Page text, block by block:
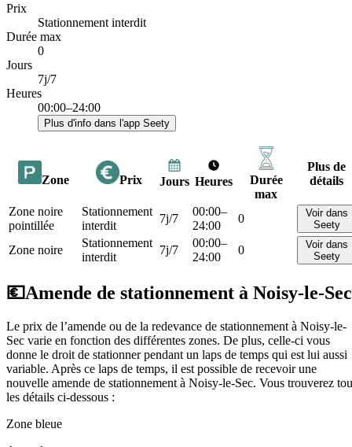
Prix
Stationnement interdit
Durée max
0
Jours
7j/7
Heures
00:00–24:00
Plus d'info dans l'app Seety
Zone Prix Jours Heures
Durée
max
Plus de
détails
Zone noire
pointillée
Stationnement
interdit
7j/7
00:00–
24:00
0
Voir dans
Seety
Zone noire
Stationnement
interdit
7j/7
00:00–
24:00
0
Voir dans
Seety
💶Amende de stationnement à Noisy-le-Sec
Le prix de l’amende ou de la redevance de stationnement à Noisy-le-
Sec varie en fonction des différentes zones. De plus, celle-ci vous
donne le droit de stationner pendant un laps de temps qui est lui aussi
variable. Après ce laps de temps, il est possible de recevoir une
nouvelle amende de stationnement à Noisy-le-Sec. Vous trouverez
les détails ci-dessous :
Zone bleue